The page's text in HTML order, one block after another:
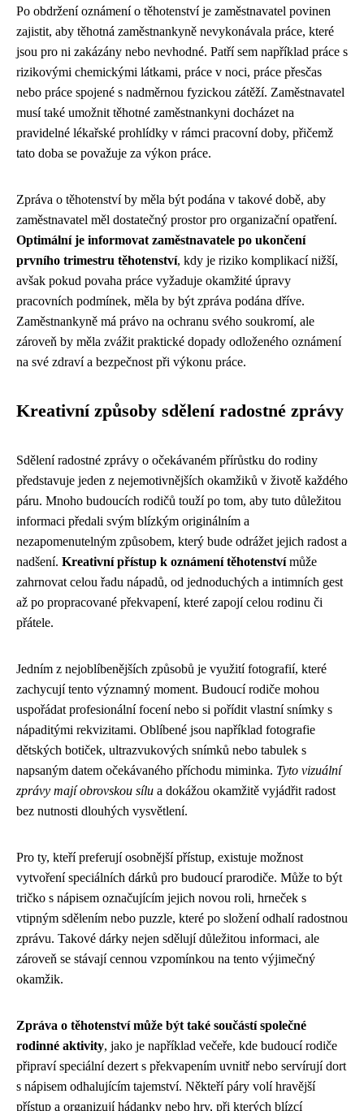
Po obdržení oznámení o těhotenství je zaměstnavatel povinen
zajistit, aby těhotná zaměstnankyně nevykonávala práce, které
jsou pro ni zakázány nebo nevhodné. Patří sem například práce s
rizikovými chemickými látkami, práce v noci, práce přesčas
nebo práce spojené s nadměrnou fyzickou zátěží. Zaměstnavatel
musí také umožnit těhotné zaměstnankyni docházet na
pravidelné lékařské prohlídky v rámci pracovní doby, přičemž
tato doba se považuje za výkon práce.
Zpráva o těhotenství by měla být podána v takové době, aby
zaměstnavatel měl dostatečný prostor pro organizační opatření.
Optimální je informovat zaměstnavatele po ukončení
prvního trimestru těhotenství, kdy je riziko komplikací nižší,
avšak pokud povaha práce vyžaduje okamžité úpravy
pracovních podmínek, měla by být zpráva podána dříve.
Zaměstnankyně má právo na ochranu svého soukromí, ale
zároveň by měla zvážit praktické dopady odloženého oznámení
na své zdraví a bezpečnost při výkonu práce.
Kreativní způsoby sdělení radostné zprávy
Sdělení radostné zprávy o očekávaném přírůstku do rodiny
představuje jeden z nejemotivnějších okamžiků v životě každého
páru. Mnoho budoucích rodičů touží po tom, aby tuto důležitou
informaci předali svým blízkým originálním a
nezapomenutelným způsobem, který bude odrážet jejich radost a
nadšení. Kreativní přístup k oznámení těhotenstvímůže
zahrnovat celou řadu nápadů, od jednoduchých a intimních gest
až po propracované překvapení, které zapojí celou rodinu či
přátele.
Jedním z nejoblíbenějších způsobů je využití fotografií, které
zachycují tento významný moment. Budoucí rodiče mohou
uspořádat profesionální focení nebo si pořídit vlastní snímky s
nápaditými rekvizitami. Oblíbené jsou například fotografie
dětských botiček, ultrazvukových snímků nebo tabulek s
napsaným datem očekávaného příchodu miminka. Tyto vizuální
zprávy mají obrovskou sílu a dokážou okamžitě vyjádřit radost
bez nutnosti dlouhých vysvětlení.
Pro ty, kteří preferují osobnější přístup, existuje možnost
vytvoření speciálních dárků pro budoucí prarodiče. Může to být
tričko s nápisem označujícím jejich novou roli, hrneček s
vtipným sdělením nebo puzzle, které po složení odhalí radostnou
zprávu. Takové dárky nejen sdělují důležitou informaci, ale
zároveň se stávají cennou vzpomínkou na tento výjimečný
okamžik.
Zpráva o těhotenství může být také součástí společné
rodinné aktivity, jako je například večeře, kde budoucí rodiče
připraví speciální dezert s překvapením uvnitř nebo servírují dort
s nápisem odhalujícím tajemství. Někteří páry volí hravější
přístup a organizují hádanky nebo hry, při kterých blízcí